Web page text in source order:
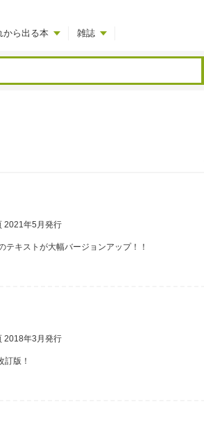
から出る本 雑誌
2021年5月発行
キストが大幅バージョンアップ！！
2018年3月発行
版！